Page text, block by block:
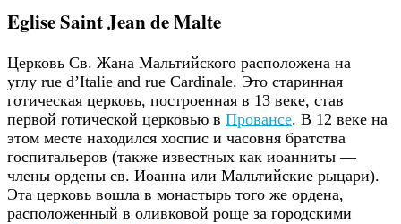
Eglise Saint Jean de Malte
Церковь Св. Жана Мальтийского расположена на
углу rue d’Italie and rue Cardinale. Это старинная
готическая церковь, построенная в 13 веке, став
первой готической церковью в Провансе. В 12 веке на
этом месте находился хоспис и часовня братства
госпитальеров (также известных как иоанниты —
члены ордены св. Иоанна или Мальтийские рыцари).
Эта церковь вошла в монастырь того же ордена,
расположенный в оливковой роще за городскими